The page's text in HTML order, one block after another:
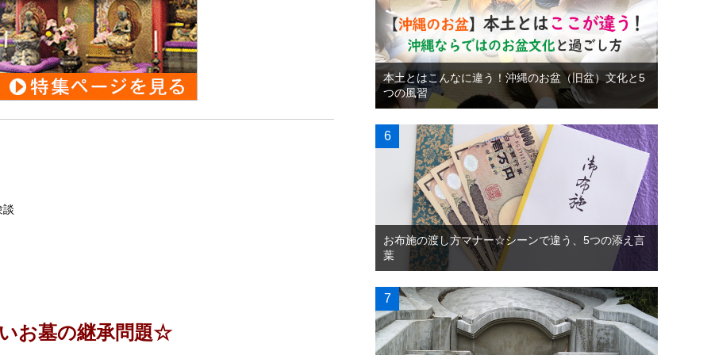
談
お墓の継承問題☆
本土とはこんなに違う！沖縄のお盆（旧盆）文化と5
つの風習
お布施の渡し方マナー☆シーンで違う、5つの添え言
葉